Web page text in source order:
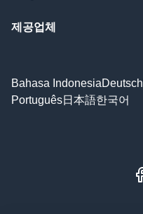
제공업체
Bahasa IndonesiaDeutsch
Português日本語한국어